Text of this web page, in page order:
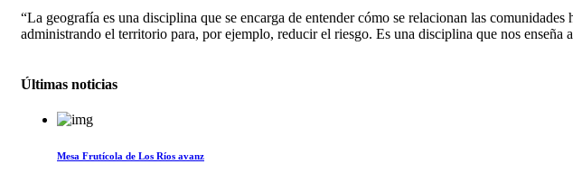
“La geografía es una disciplina que se encarga de entender cómo se relacionan las
administrando el territorio para, por ejemplo, reducir el riesgo. Es una disciplina que nos enseña
Últimas noticias
Mesa Frutícola de Los Ríos avanz